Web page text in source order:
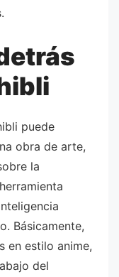
puede
obra de arte,
la
Básicamente,
en estilo anime,
del